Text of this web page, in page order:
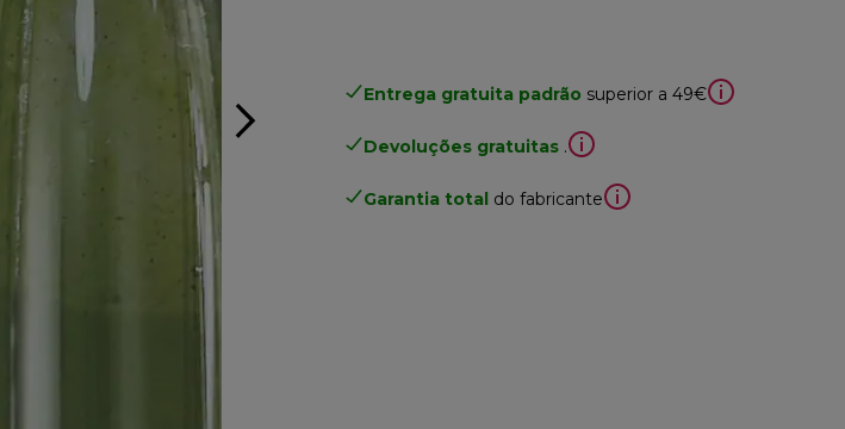
Entrega gratuita padrão superior a 49€
Devoluções gratuitas .
Garantia total do fabricante